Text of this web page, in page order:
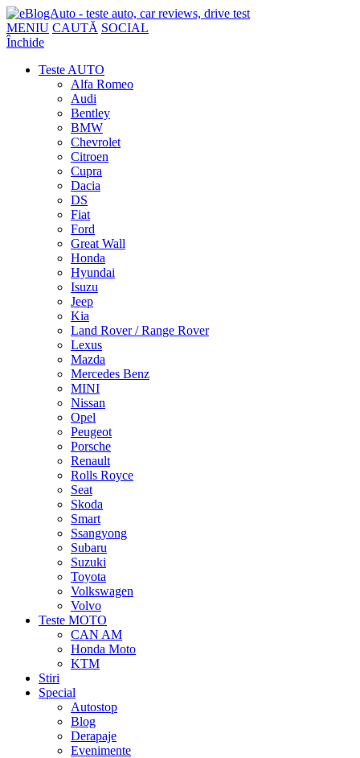
MENIU CAUTĂ SOCIAL
Închide
Teste AUTO
Alfa Romeo
Audi
Bentley
BMW
Chevrolet
Citroen
Cupra
Dacia
DS
Fiat
Ford
Great Wall
Honda
Hyundai
Isuzu
Jeep
Kia
Land Rover / Range Rover
Lexus
Mazda
Mercedes Benz
MINI
Nissan
Opel
Peugeot
Porsche
Renault
Rolls Royce
Seat
Skoda
Smart
Ssangyong
Subaru
Suzuki
Toyota
Volkswagen
Volvo
Teste MOTO
CAN AM
Honda Moto
KTM
Stiri
Special
Autostop
Blog
Derapaje
Evenimente